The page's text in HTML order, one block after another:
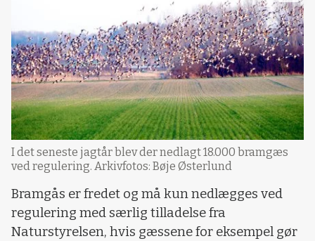
I det seneste jagtår blev der nedlagt 18.000 bramgæs
ved regulering. Arkivfotos: Bøje Østerlund
Bramgås er fredet og må kun nedlægges ved
regulering med særlig tilladelse fra
Naturstyrelsen, hvis gæssene for eksempel gør